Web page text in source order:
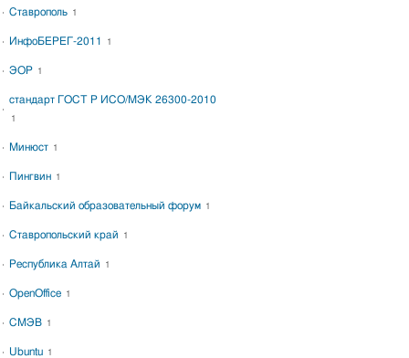
Ставрополь 1
ИнфоБЕРЕГ-2011 1
ЭОР 1
стандарт ГОСТ Р ИСО/МЭК 26300-2010
1
Минюст 1
Пингвин 1
Байкальский образовательный форум 1
Ставропольский край 1
Республика Алтай 1
OpenOffice 1
СМЭВ 1
Ubuntu 1